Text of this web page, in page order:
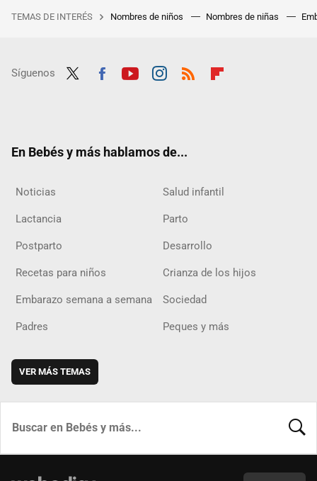
TEMAS DE INTERÉS Nombres de niños Nombres de niñas
Síguenos
En Bebés y más hablamos de...
Noticias Salud infantil
Lactancia Parto
Postparto Desarrollo
Recetas para niños Crianza de los hijos
Embarazo semana a semana Sociedad
Padres Peques y más
VER MÁS TEMAS